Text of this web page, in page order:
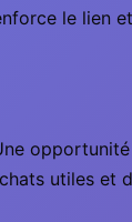
le lien
utiles et